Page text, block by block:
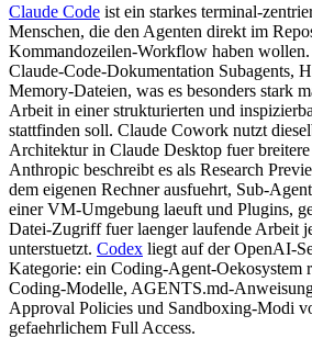
Claude Code ist ein starkes terminal-zentrie
Menschen, die den Agenten direkt im Repo
Kommandozeilen-Workflow haben wollen.
Claude-Code-Dokumentation Subagents, H
Memory-Dateien, was es besonders stark m
Arbeit in einer strukturierten und inspizierba
stattfinden soll. Claude Cowork nutzt diesel
Architektur in Claude Desktop fuer breitere
Anthropic beschreibt es als Research Previe
dem eigenen Rechner ausfuehrt, Sub-Agent
einer VM-Umgebung laeuft und Plugins, g
Datei-Zugriff fuer laenger laufende Arbeit j
unterstuetzt. Codex liegt auf der OpenAI-S
Kategorie: ein Coding-Agent-Oekosystem r
Coding-Modelle, AGENTS.md-Anweisun
Approval Policies und Sandboxing-Modi v
gefaehrlichem Full Access.